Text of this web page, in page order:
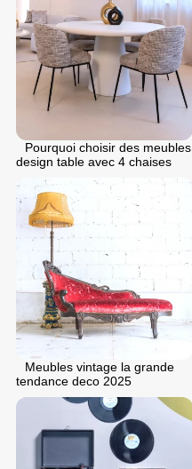
Pourquoi choisir des meubles
design table avec 4 chaises
Meubles vintage la grande
tendance deco 2025